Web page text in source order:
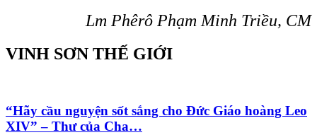
Lm Phêrô Phạm Minh Triều, CM
VINH SƠN THẾ GIỚI
“Hãy cầu nguyện sốt sắng cho Đức Giáo hoàng Leo
XIV” – Thư của Cha…